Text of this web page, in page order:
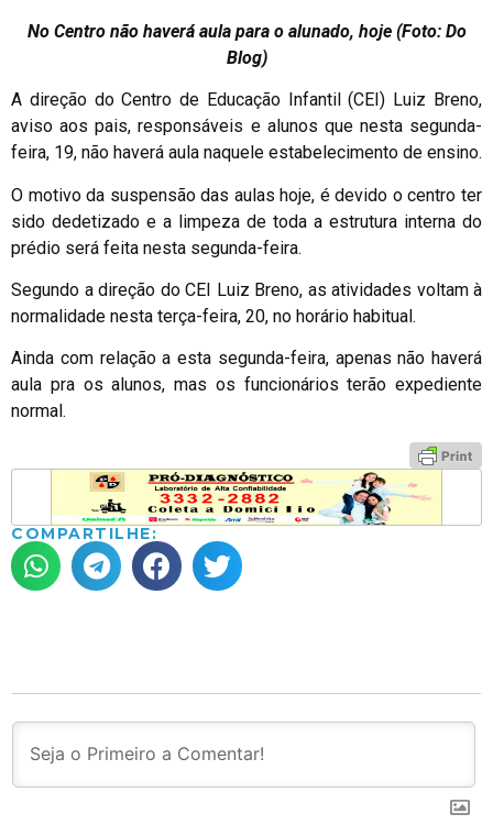
No Centro não haverá aula para o alunado, hoje (Foto: Do
Blog)
A direção do Centro de Educação Infantil (CEI) Luiz Breno,
aviso aos pais, responsáveis e alunos que nesta segunda-
feira, 19, não haverá aula naquele estabelecimento de ensino.
O motivo da suspensão das aulas hoje, é devido o centro ter
sido dedetizado e a limpeza de toda a estrutura interna do
prédio será feita nesta segunda-feira.
Segundo a direção do CEI Luiz Breno, as atividades voltam à
normalidade nesta terça-feira, 20, no horário habitual.
Ainda com relação a esta segunda-feira, apenas não haverá
aula pra os alunos, mas os funcionários terão expediente
normal.
COMPARTILHE: